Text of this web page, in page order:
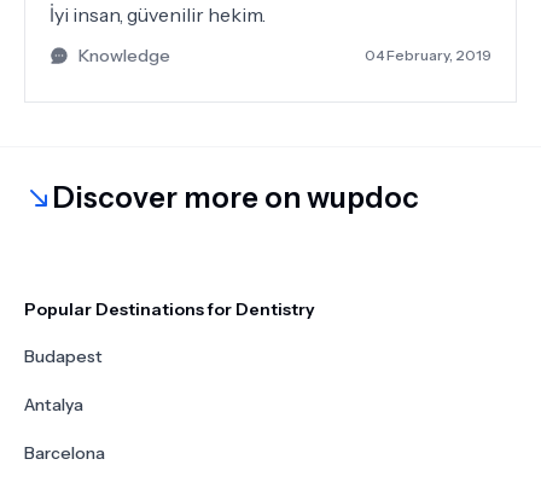
İyi insan, güvenilir hekim.
Knowledge 04 February, 2019
Discover more on wupdoc
Popular Destinations for Dentistry
Budapest
Antalya
Barcelona